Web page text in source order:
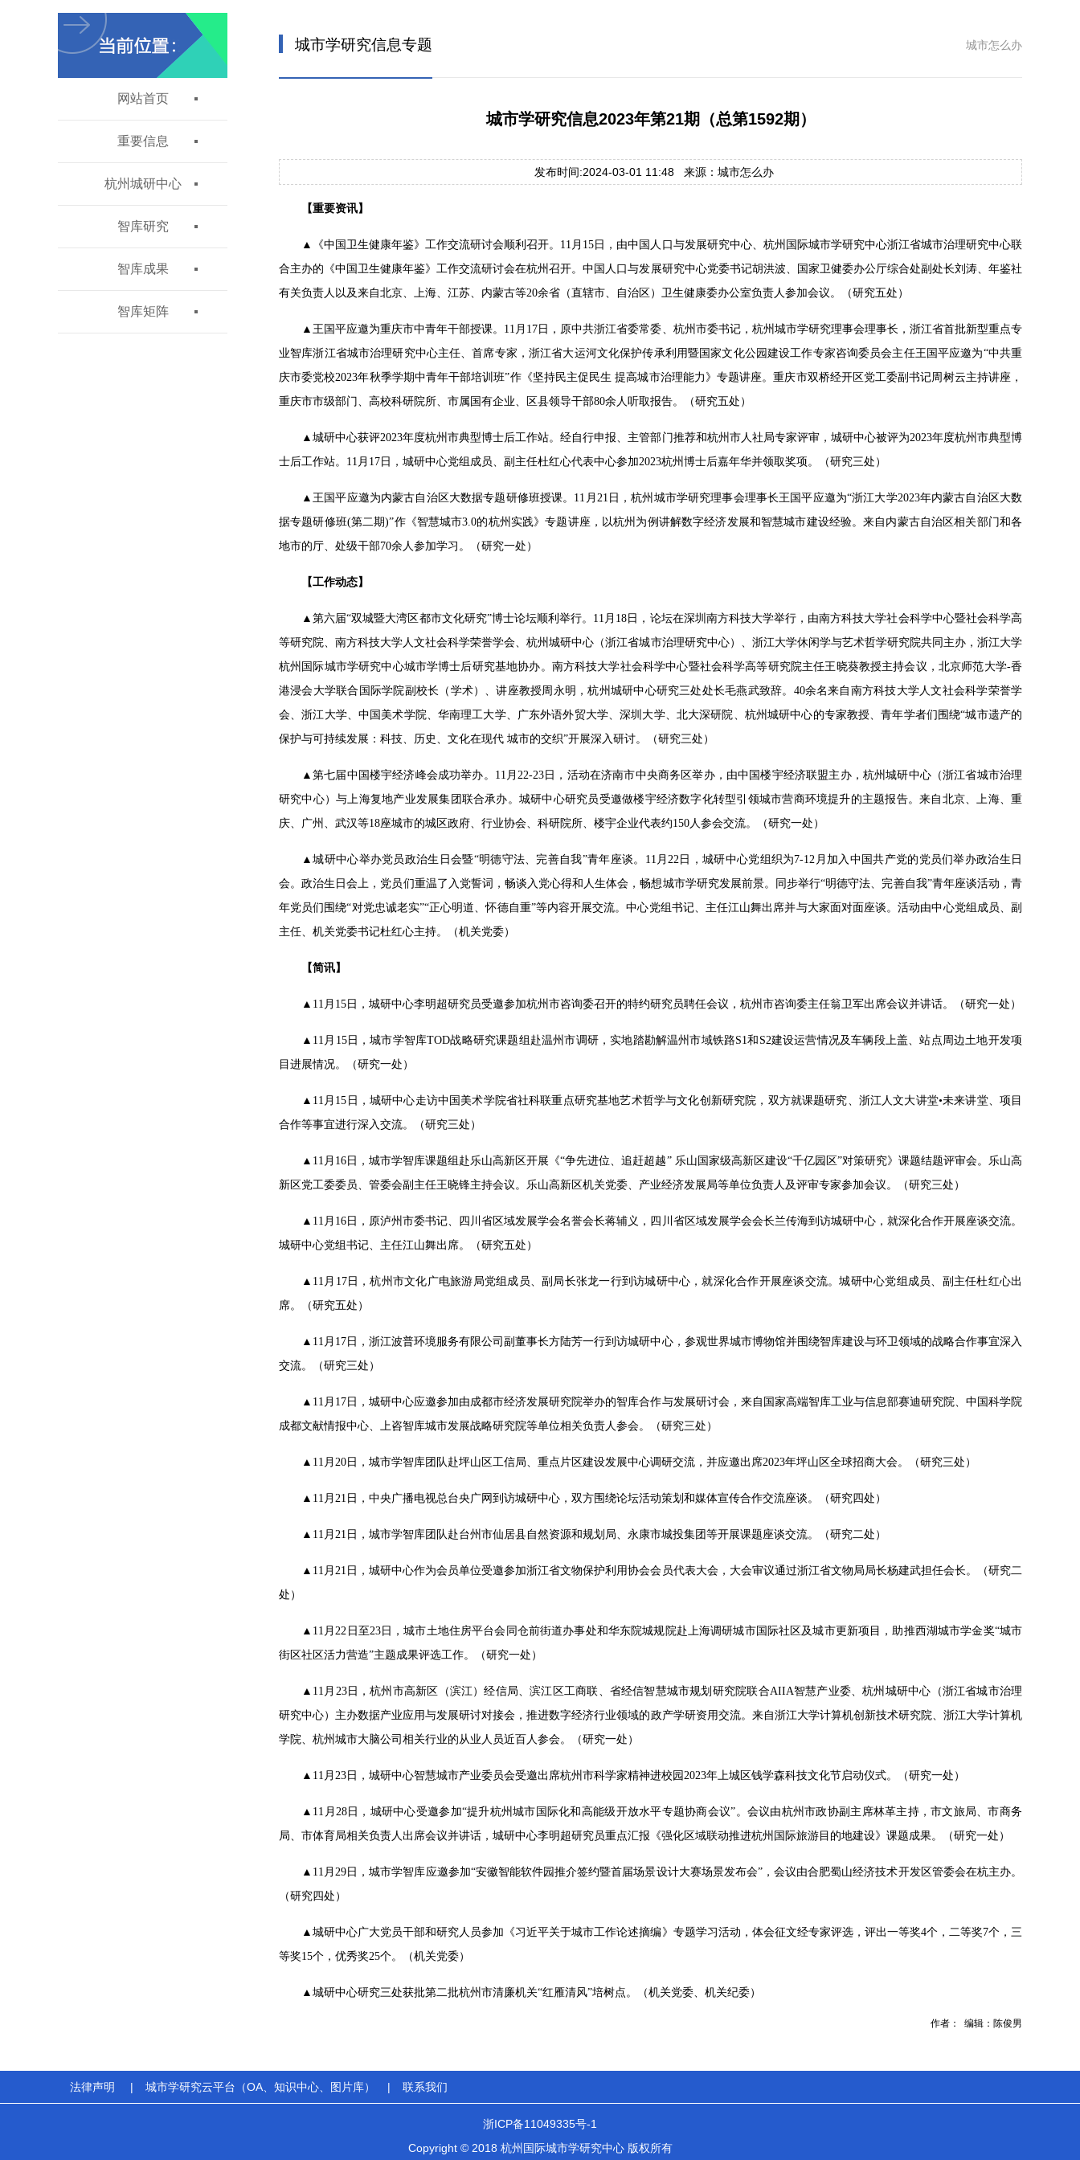
网站首页
重要信息
杭州城研中心
智库研究
智库成果
智库矩阵
城市学研究信息专题 城市怎么办
城市学研究信息2023年第21期（总第1592期）
发布时间:2024-03-01 11:48 来源：城市怎么办
【重要资讯】
▲《中国卫生健康年鉴》工作交流研讨会顺利召开。11月15日，由中国人口与发展研究中心、杭州国际城市学研究中心浙江省城市治理研究中心联
合主办的《中国卫生健康年鉴》工作交流研讨会在杭州召开。中国人口与发展研究中心党委书记胡洪波、国家卫健委办公厅综合处副处长刘涛、年鉴社
有关负责人以及来自北京、上海、江苏、内蒙古等20余省（直辖市、自治区）卫生健康委办公室负责人参加会议。（研究五处）
▲王国平应邀为重庆市中青年干部授课。11月17日，原中共浙江省委常委、杭州市委书记，杭州城市学研究理事会理事长，浙江省首批新型重点专
业智库浙江省城市治理研究中心主任、首席专家，浙江省大运河文化保护传承利用暨国家文化公园建设工作专家咨询委员会主任王国平应邀为“中共重
庆市委党校2023年秋季学期中青年干部培训班”作《坚持民主促民生 提高城市治理能力》专题讲座。重庆市双桥经开区党工委副书记周树云主持讲座，
重庆市市级部门、高校科研院所、市属国有企业、区县领导干部80余人听取报告。（研究五处）
▲城研中心获评2023年度杭州市典型博士后工作站。经自行申报、主管部门推荐和杭州市人社局专家评审，城研中心被评为2023年度杭州市典型博
士后工作站。11月17日，城研中心党组成员、副主任杜红心代表中心参加2023杭州博士后嘉年华并领取奖项。（研究三处）
▲王国平应邀为内蒙古自治区大数据专题研修班授课。11月21日，杭州城市学研究理事会理事长王国平应邀为“浙江大学2023年内蒙古自治区大数
据专题研修班(第二期)”作《智慧城市3.0的杭州实践》专题讲座，以杭州为例讲解数字经济发展和智慧城市建设经验。来自内蒙古自治区相关部门和各
地市的厅、处级干部70余人参加学习。（研究一处）
【工作动态】
▲第六届“双城暨大湾区都市文化研究”博士论坛顺利举行。11月18日，论坛在深圳南方科技大学举行，由南方科技大学社会科学中心暨社会科学高
等研究院、南方科技大学人文社会科学荣誉学会、杭州城研中心（浙江省城市治理研究中心）、浙江大学休闲学与艺术哲学研究院共同主办，浙江大学
杭州国际城市学研究中心城市学博士后研究基地协办。南方科技大学社会科学中心暨社会科学高等研究院主任王晓葵教授主持会议，北京师范大学-香
港浸会大学联合国际学院副校长（学术）、讲座教授周永明，杭州城研中心研究三处处长毛燕武致辞。40余名来自南方科技大学人文社会科学荣誉学
会、浙江大学、中国美术学院、华南理工大学、广东外语外贸大学、深圳大学、北大深研院、杭州城研中心的专家教授、青年学者们围绕“城市遗产的
保护与可持续发展：科技、历史、文化在现代 城市的交织”开展深入研讨。（研究三处）
▲第七届中国楼宇经济峰会成功举办。11月22-23日，活动在济南市中央商务区举办，由中国楼宇经济联盟主办，杭州城研中心（浙江省城市治理
研究中心）与上海复地产业发展集团联合承办。城研中心研究员受邀做楼宇经济数字化转型引领城市营商环境提升的主题报告。来自北京、上海、重
庆、广州、武汉等18座城市的城区政府、行业协会、科研院所、楼宇企业代表约150人参会交流。（研究一处）
▲城研中心举办党员政治生日会暨“明德守法、完善自我”青年座谈。11月22日，城研中心党组织为7-12月加入中国共产党的党员们举办政治生日
会。政治生日会上，党员们重温了入党誓词，畅谈入党心得和人生体会，畅想城市学研究发展前景。同步举行“明德守法、完善自我”青年座谈活动，青
年党员们围绕“对党忠诚老实”“正心明道、怀德自重”等内容开展交流。中心党组书记、主任江山舞出席并与大家面对面座谈。活动由中心党组成员、副
主任、机关党委书记杜红心主持。（机关党委）
【简讯】
▲ 11月15日，城研中心李明超研究员受邀参加杭州市咨询委召开的特约研究员聘任会议，杭州市咨询委主任翁卫军出席会议并讲话。（研究一处）
▲ 11月15日，城市学智库TOD战略研究课题组赴温州市调研，实地踏勘解温州市域铁路S1和S2建设运营情况及车辆段上盖、站点周边土地开发项
目进展情况。（研究一处）
▲11月15日，城研中心走访中国美术学院省社科联重点研究基地艺术哲学与文化创新研究院，双方就课题研究、浙江人文大讲堂•未来讲堂、项目
合作等事宜进行深入交流。（研究三处）
▲11月16日，城市学智库课题组赴乐山高新区开展《“争先进位、追赶超越” 乐山国家级高新区建设“千亿园区”对策研究》课题结题评审会。乐山高
新区党工委委员、管委会副主任王晓锋主持会议。乐山高新区机关党委、产业经济发展局等单位负责人及评审专家参加会议。（研究三处）
▲11月16日，原泸州市委书记、四川省区域发展学会名誉会长蒋辅义，四川省区域发展学会会长兰传海到访城研中心，就深化合作开展座谈交流。
城研中心党组书记、主任江山舞出席。（研究五处）
▲11月17日，杭州市文化广电旅游局党组成员、副局长张龙一行到访城研中心，就深化合作开展座谈交流。城研中心党组成员、副主任杜红心出
席。（研究五处）
▲11月17日，浙江波普环境服务有限公司副董事长方陆芳一行到访城研中心，参观世界城市博物馆并围绕智库建设与环卫领域的战略合作事宜深入
交流。（研究三处）
▲11月17日，城研中心应邀参加由成都市经济发展研究院举办的智库合作与发展研讨会，来自国家高端智库工业与信息部赛迪研究院、中国科学院
成都文献情报中心、上咨智库城市发展战略研究院等单位相关负责人参会。（研究三处）
▲11月20日，城市学智库团队赴坪山区工信局、重点片区建设发展中心调研交流，并应邀出席2023年坪山区全球招商大会。（研究三处）
▲11月21日，中央广播电视总台央广网到访城研中心，双方围绕论坛活动策划和媒体宣传合作交流座谈。（研究四处）
▲11月21日，城市学智库团队赴台州市仙居县自然资源和规划局、永康市城投集团等开展课题座谈交流。（研究二处）
▲11月21日，城研中心作为会员单位受邀参加浙江省文物保护利用协会会员代表大会，大会审议通过浙江省文物局局长杨建武担任会长。（研究二
处）
▲ 11月22日至23日，城市土地住房平台会同仓前街道办事处和华东院城规院赴上海调研城市国际社区及城市更新项目，助推西湖城市学金奖“城市
街区社区活力营造”主题成果评选工作。（研究一处）
▲ 11月23日，杭州市高新区（滨江）经信局、滨江区工商联、省经信智慧城市规划研究院联合AIIA智慧产业委、杭州城研中心（浙江省城市治理
研究中心）主办数据产业应用与发展研讨对接会，推进数字经济行业领域的政产学研资用交流。来自浙江大学计算机创新技术研究院、浙江大学计算机
学院、杭州城市大脑公司相关行业的从业人员近百人参会。（研究一处）
▲ 11月23日，城研中心智慧城市产业委员会受邀出席杭州市科学家精神进校园2023年上城区钱学森科技文化节启动仪式。（研究一处）
▲ 11月28日，城研中心受邀参加“提升杭州城市国际化和高能级开放水平专题协商会议”。会议由杭州市政协副主席林革主持，市文旅局、市商务
局、市体育局相关负责人出席会议并讲话，城研中心李明超研究员重点汇报《强化区域联动推进杭州国际旅游目的地建设》课题成果。（研究一处）
▲11月29日，城市学智库应邀参加“安徽智能软件园推介签约暨首届场景设计大赛场景发布会”，会议由合肥蜀山经济技术开发区管委会在杭主办。
（研究四处）
▲城研中心广大党员干部和研究人员参加《习近平关于城市工作论述摘编》专题学习活动，体会征文经专家评选，评出一等奖4个，二等奖7个，三
等奖15个，优秀奖25个。（机关党委）
▲城研中心研究三处获批第二批杭州市清廉机关“红雁清风”培树点。（机关党委、机关纪委）
作者： 编辑：陈俊男
法律声明 | 城市学研究云平台（OA、知识中心、图片库） | 联系我们
浙ICP备11049335号-1
Copyright © 2018 杭州国际城市学研究中心 版权所有